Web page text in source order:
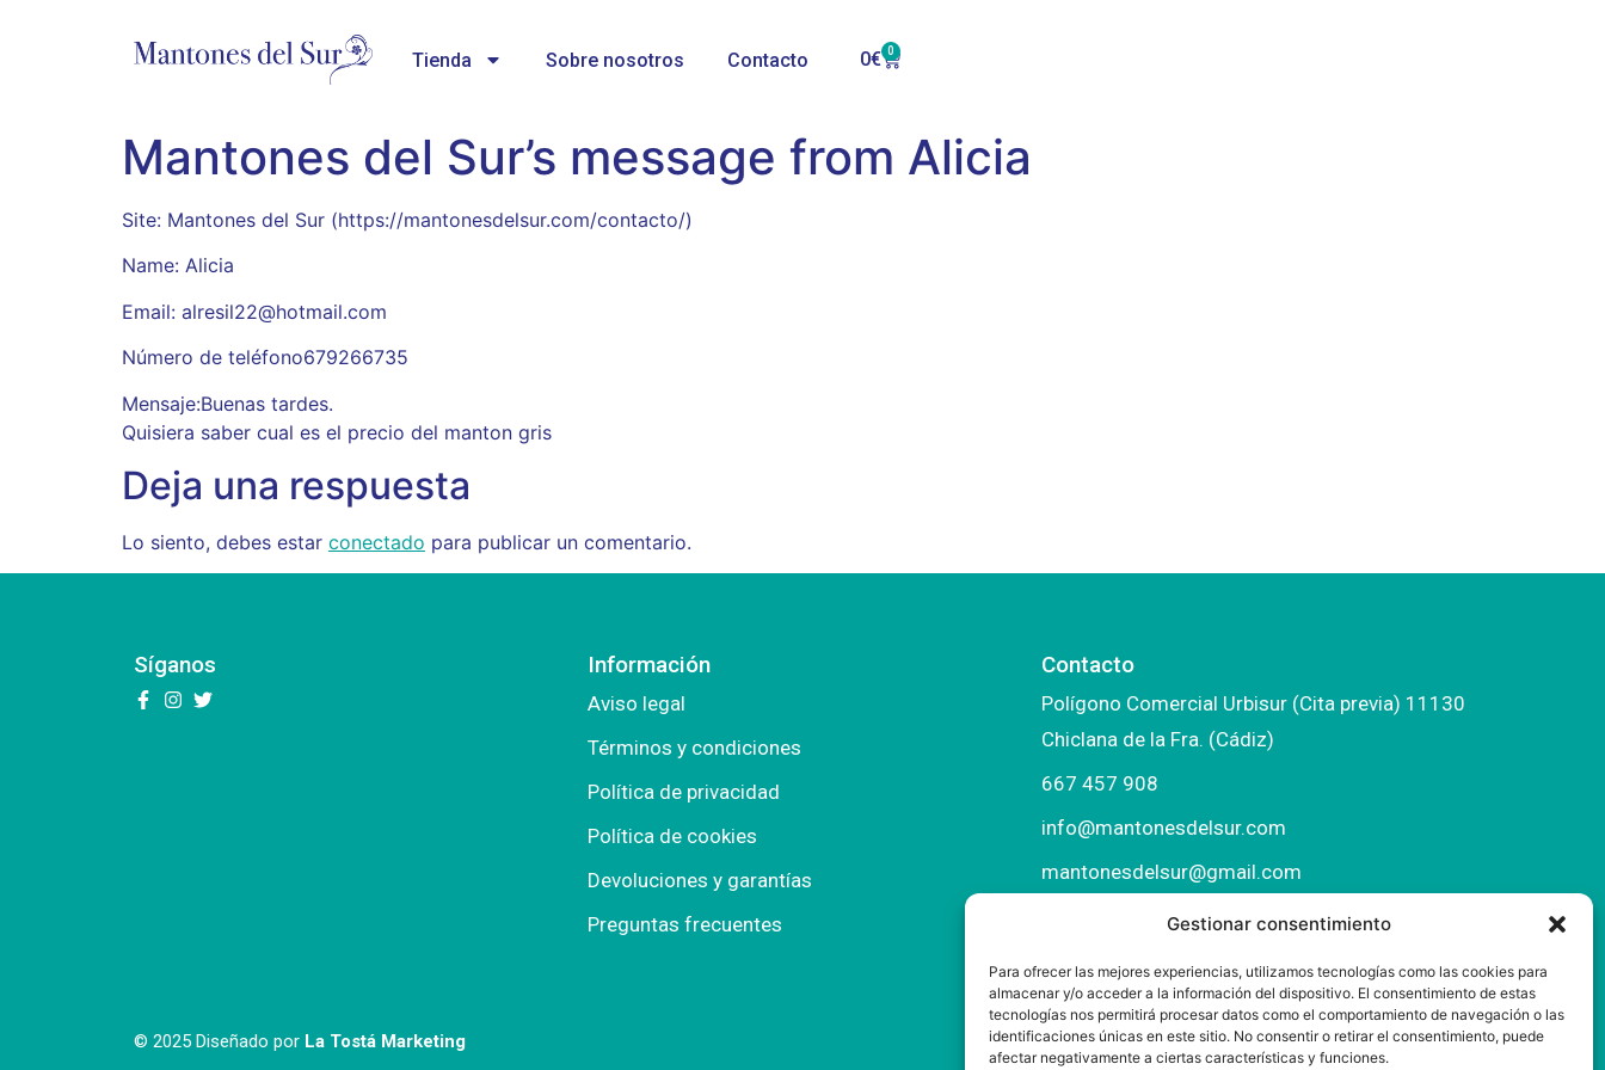
Gestionar consentimiento
Para ofrecer las mejores experiencias, utilizamos tecnologías como las cookies para
almacenar y/o acceder a la información del dispositivo. El consentimiento de estas
tecnologías nos permitirá procesar datos como el comportamiento de navegación o las
identificaciones únicas en este sitio. No consentir o retirar el consentimiento, puede
afectar negativamente a ciertas características y funciones.
Tienda Sobre nosotros Contacto 0€ 0
Mantones del Sur’s message from Alicia
Site: Mantones del Sur (https://mantonesdelsur.com/contacto/)
Name: Alicia
Email: alresil22@hotmail.com
Número de teléfono679266735
Mensaje:Buenas tardes.
Quisiera saber cual es el precio del manton gris
Deja una respuesta
Lo siento, debes estar conectado para publicar un comentario.
Síganos Información
Aviso legal
Términos y condiciones
Política de privacidad
Política de cookies
Devoluciones y garantías
Preguntas frecuentes
Contacto
Polígono Comercial Urbisur (Cita previa) 11130
Chiclana de la Fra. (Cádiz)
667 457 908
info@mantonesdelsur.com
mantonesdelsur@gmail.com
© 2025 Diseñado por La Tostá Marketing